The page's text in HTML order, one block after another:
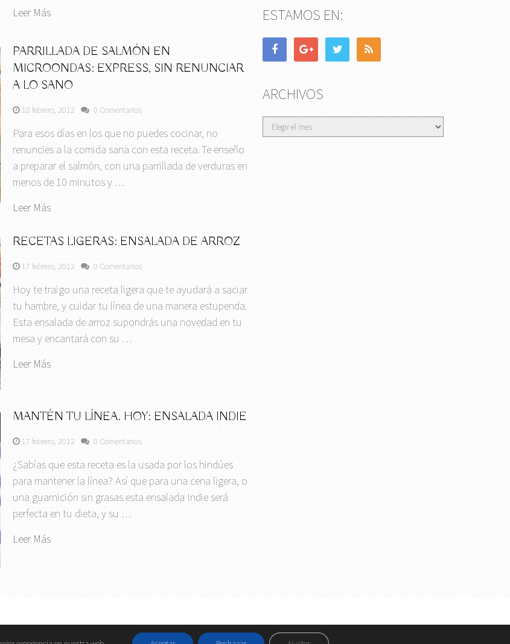
Leer Más
PARRILLADA DE SALMÓN EN
MICROONDAS: EXPRESS, SIN RENUNCIAR
A LO SANO
18 febrero, 2012 0 Comentarios
Para esos días en los que no puedes cocinar, no
renuncies a la comida sana con esta receta. Te enseño
a preparar el salmón, con una parrillada de verduras en
menos de 10 minutos y …
Leer Más
RECETAS LIGERAS: ENSALADA DE ARROZ
17 febrero, 2012 0 Comentarios
Hoy te traigo una receta ligera que te ayudará a saciar
tu hambre, y cuidar tu línea de una manera estupenda.
Esta ensalada de arroz supondrás una novedad en tu
mesa y encantará con su …
Leer Más
MANTÉN TU LÍNEA. HOY: ENSALADA INDIE
17 febrero, 2012 0 Comentarios
¿Sabías que esta receta es la usada por los hindúes
para mantener la línea? Así que para una cena ligera, o
una guarnición sin grasas esta ensalada Indie será
perfecta en tu dieta, y su …
Leer Más
ESTAMOS EN:
ARCHIVOS
Archivos
Contactar||Datos Legales y Privacidad